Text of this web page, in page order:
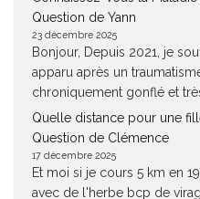
Question de Yann
23 décembre 2025
Bonjour, Depuis 2021, je
apparu après un
chroniquement gonflé et
Quelle distance pour une
Question de Clémence
17 décembre 2025
Et moi si je cours 5 km en
avec de l'herbe bcp de